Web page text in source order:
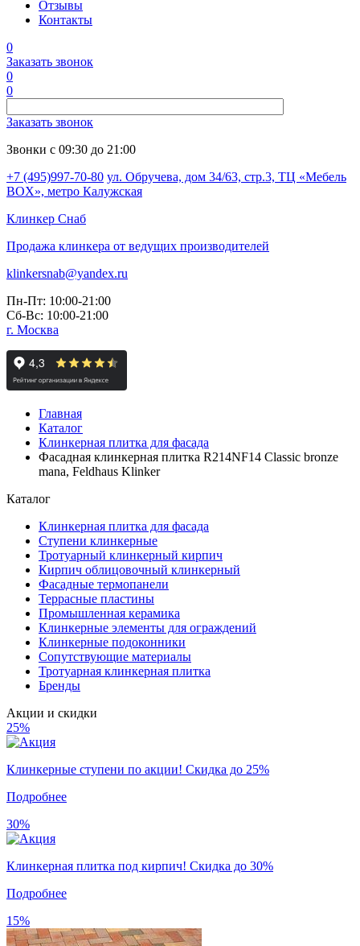
Отзывы
Контакты
0
Заказать звонок
0
0
Заказать звонок
Звонки с 09:30 до 21:00
+7 (495)997-70-80 ул. Обручева, дом 34/63, стр.3, ТЦ «Мебель
BOX», метро Калужская
Клинкер Снаб
Продажа клинкера от ведущих производителей
klinkersnab@yandex.ru
Пн-Пт: 10:00-21:00
Сб-Вс: 10:00-21:00
г. Москва
Главная
Каталог
Клинкерная плитка для фасада
Фасадная клинкерная плитка R214NF14 Classic bronze
mana, Feldhaus Klinker
Каталог
Клинкерная плитка для фасада
Ступени клинкерные
Тротуарный клинкерный кирпич
Кирпич облицовочный клинкерный
Фасадные термопанели
Террасные пластины
Промышленная керамика
Клинкерные элементы для ограждений
Клинкерные подоконники
Сопутствующие материалы
Тротуарная клинкерная плитка
Бренды
Акции и скидки
25%
Клинкерные ступени по акции! Скидка до 25%
Подробнее
30%
Клинкерная плитка под кирпич! Скидка до 30%
Подробнее
15%